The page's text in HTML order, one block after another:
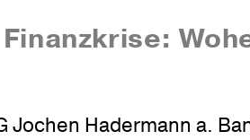
Jochen Hadermann a.